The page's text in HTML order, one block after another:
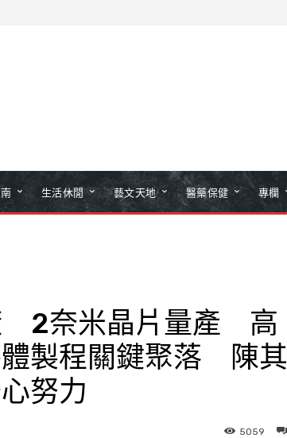
生活休閒 藝文天地 醫藥保健 專欄
2奈米晶片量產 高
製程關鍵聚落 陳其
努力
5059